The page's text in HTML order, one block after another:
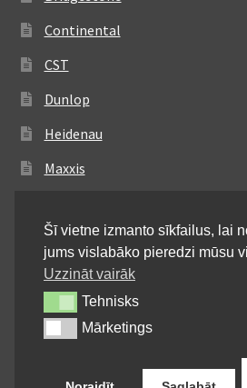
Continental
CST
Dunlop
Heidenau
Maxxis
Michelin
Mitas
Pirelli
Shinko
Šī vietne izmanto sīkfailus, lai
jums vislabāko pieredzi mūsu
Uzzināt vairāk
TehnisksTehnisks
MārketingsMārketings